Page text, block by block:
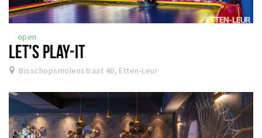
open
LET'S PLAY-IT
Bisschopsmolenstraat 46, Etten-Leur